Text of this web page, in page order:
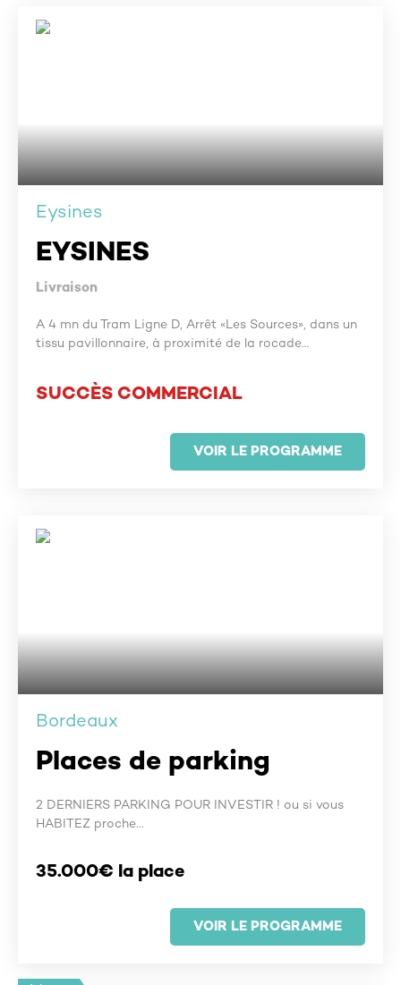
Eysines
EYSINES
Livraison
A 4 mn du Tram Ligne D, Arrêt «Les Sources», dans un
tissu pavillonnaire, à proximité de la rocade…
SUCCÈS COMMERCIAL
VOIR LE PROGRAMME
Bordeaux
Places de parking
2 DERNIERS PARKING POUR INVESTIR ! ou si vous
HABITEZ proche...
35.000€ la place
VOIR LE PROGRAMME